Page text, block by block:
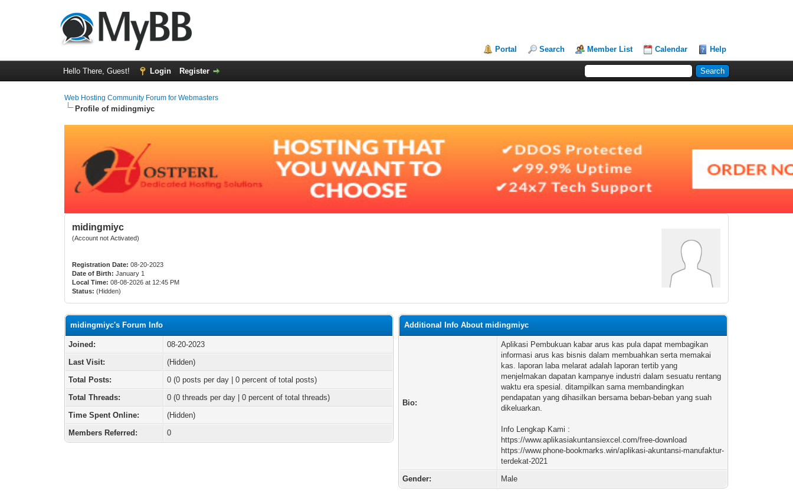
Portal Search Member List Calendar Help
Hello There, Guest! Login Register
Web Hosting Community Forum for Webmasters
Profile of midingmiyc
midingmiyc
(Account not Activated)
Registration Date: 08-20-2023
Date of Birth: January 1
Local Time: 08-08-2026 at 12:45 PM
Status: (Hidden)
midingmiyc's Forum Info
Joined:
08-20-2023
Last Visit:
(Hidden)
Total Posts:
0 (0 posts per day | 0 percent of total posts)
Total Threads:
0 (0 threads per day | 0 percent of total threads)
Time Spent Online:
(Hidden)
Members Referred:
0
Additional Info About midingmiyc
Bio:
Aplikasi Pembukuan kabar arus kas pula dapat membagikan
informasi arus kas bisnis dalam membuahkan serta memakai
kas. laporan laba melarat adalah laporan tertib yang
menjelmakan dapatan kampanye industri dalam sesuatu rentang
waktu era spesial. ditampilkan sama membandingkan
pendapatan yang dihasilkan bersama beban-beban yang suah
dikeluarkan.
Info Lengkap Kami :
https://www.aplikasiakuntansiexcel.com/free-download
https://www.phone-bookmarks.win/aplikasi-akuntansi-manufaktur-
terdekat-2021
Gender:
Male